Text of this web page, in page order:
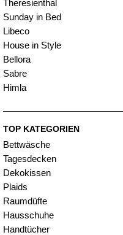
Theresienthal
Sunday in Bed
Libeco
House in Style
Bellora
Sabre
Himla
TOP KATEGORIEN
Bettwäsche
Tagesdecken
Dekokissen
Plaids
Raumdüfte
Hausschuhe
Handtücher